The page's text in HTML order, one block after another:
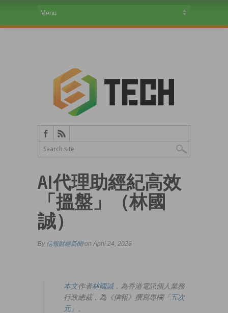
AI代理助經紀高效
「搵盤」（林國
誠）
By 信報財經新聞on April 24, 2026
本文作者林國誠，為香港電訊個人業務
行政總裁，為《信報》撰寫專欄「 五次
元」。